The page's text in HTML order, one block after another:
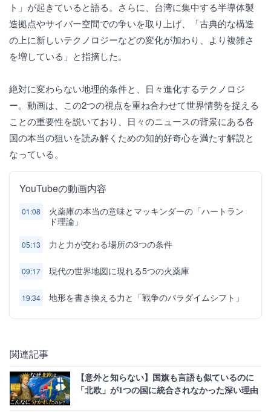
ト」が起きていると語る。さらに、台湾に集中する半導体製
造拠点やサイバー空間での争いを取り上げ、「古典的な構造
の上に新しいテクノロジーなどの変化が加わり、より複雑さ
を増している」と指摘した。
絶対に変わらない地理的条件と、日々進化するテクノロジ
ー。動画は、この2つの視点を重ね合わせて世界情勢を捉える
ことの重要性を説いており、日々のニュースの背景にある各
国の本当の狙いを読み解くための知的好奇心を満たす解説と
なっている。
YouTubeの動画内容
01:08
火薬庫の本当の意味とマッキンダーの「ハートラン
ド理論」
05:13 力と力が交わる場所の3つの条件
09:17 現代の世界地図に現れる5つの火薬庫
19:34 地形を書き換える力と「戦争のパラダイムシフト」
関連記事
【意外と知らない】国旗も言語も似ているのに
「北欧」が1つの国に統合されなかった深い理由